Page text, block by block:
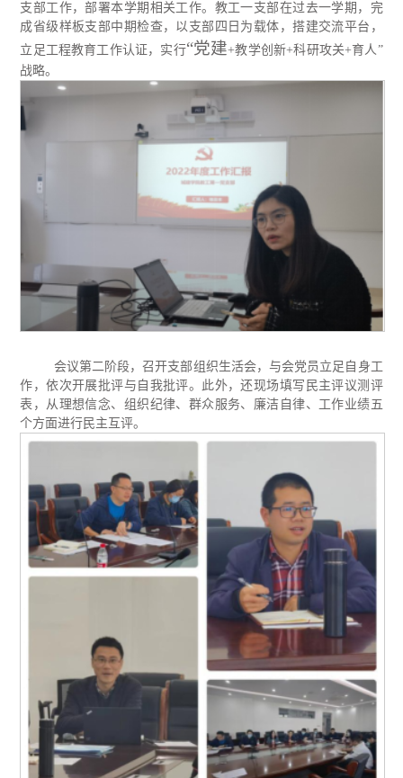
支部工作，部署本学期相关工作。教工一支部在过去一学期，完
成省级样板支部中期检查，以支部四日为载体，搭建交流平台，
立足工程教育工作认证，实行“党建+教学创新+科研攻关+育人”
战略。
会议第二阶段，召开支部组织生活会，与会党员立足自身工
作，依次开展批评与自我批评。此外，还现场填写民主评议测评
表，从理想信念、组织纪律、群众服务、廉洁自律、工作业绩五
个方面进行民主互评。